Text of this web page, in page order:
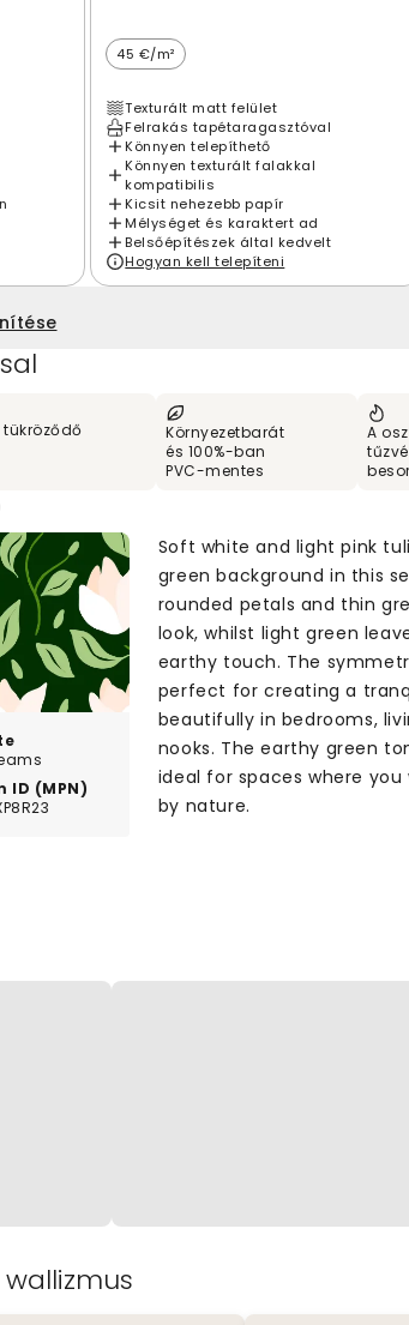
45 €/m²
Texturált matt felület
Felrakás tapétaragasztóval
Könnyen telepíthető
Könnyen texturált falakkal
kompatibilis
Kicsit nehezebb papír
Mélységet és karaktert ad
Belsőépítészek által kedvelt
Hogyan kell telepíteni
tükröződő
Környezetbarát
és 100%-ban
PVC-mentes
A
ID (MPN)
Soft white and light pink
green background in this
rounded petals and thin
look, whilst light green
earthy touch. The
perfect for creating a
beautifully in bedrooms,
nooks. The earthy green
ideal for spaces where
by nature.